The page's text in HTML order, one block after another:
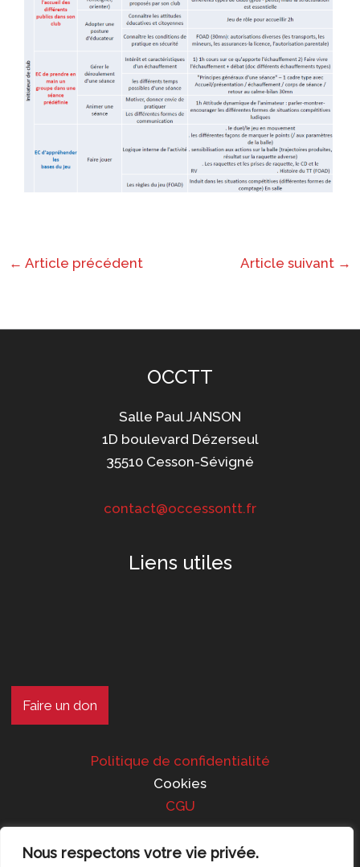
Nous respectons votre vie privée.
← Article précédent Article suivant →
OCCTT
Salle Paul JANSON
1D boulevard Dézerseul
35510 Cesson-Sévigné
contact@occessontt.fr
Liens utiles
Faire un don
Politique de confidentialité
Cookies
CGU
Suivez-nous !